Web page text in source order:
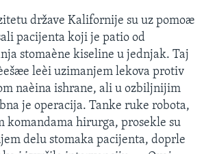
države Kalifornije su uz pomoæ
pacijenta koji je patio od
stomaène kiseline u jednjak. Taj
leèi uzimanjem lekova protiv
naèina ishrane, ali u ozbiljnijim
je operacija. Tanke ruke robota,
komandama hirurga, prosekle su
delu stomaka pacijenta, doprle